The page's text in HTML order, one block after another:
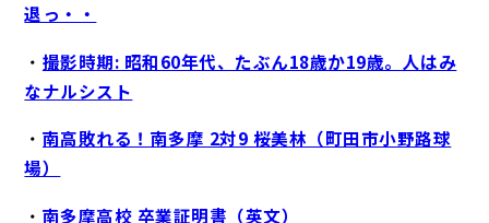
退っ・・
・ 撮影時期: 昭和60年代、たぶん18歳か19歳。人はみ
なナルシスト
・ 南高敗れる！南多摩 2対9 桜美林（町田市小野路球
場）
・ 南多摩高校 卒業証明書（英文）